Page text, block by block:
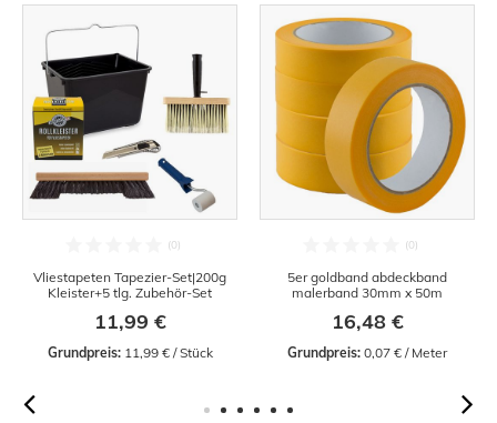
Vliestapeten Tapezier-Set|200g
Kleister+5 tlg. Zubehör-Set
11,99 €
Grundpreis: 11,99 € / Stück
5er goldband abdeckband
malerband 30mm x 50m
16,48 €
Grundpreis: 0,07 € / Meter